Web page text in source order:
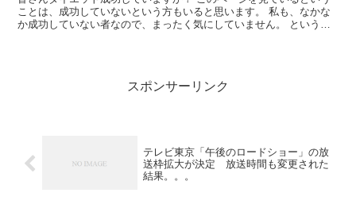
ことは、成功していないという方もいると思います。 私も、なかな
か成功していない者なので、まったく気にしていません。 というか
スポンサーリンク
テレビ東京「午後のロードショー」の放
送枠拡大が決定 放送時間も変更された
結果。。。